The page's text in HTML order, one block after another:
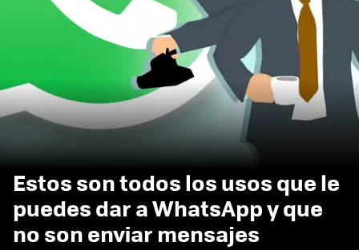
Estos son todos los usos que le
puedes dar a WhatsApp y que
no son enviar mensajes